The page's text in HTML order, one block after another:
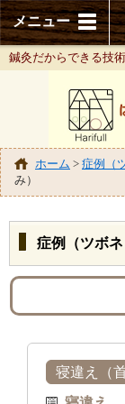
メニュー
鍼灸だからできる技
ホーム > 症例（
み）
症例（ツボ
寝違え（